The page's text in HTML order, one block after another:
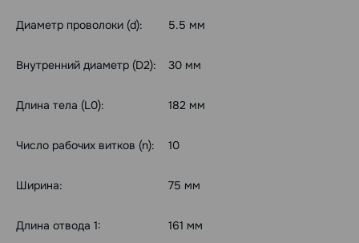
Диаметр проволоки (d): 5.5 мм
Внутренний диаметр (D2): 30 мм
Длина тела (L0): 182 мм
Число рабочих витков (n): 10
Ширина: 75 мм
Длина отвода 1: 161 мм